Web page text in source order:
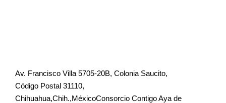
Av. Francisco Villa 5705-20B, Colonia Saucito,
Código Postal 31110,
Chihuahua,Chih.,MéxicoConsorcio Contigo Aya de